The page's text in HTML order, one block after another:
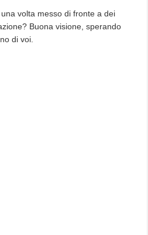
volta messo di fronte a dei
Buona visione, sperando
di voi.